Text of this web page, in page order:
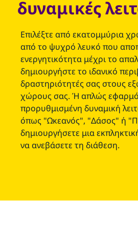
δυναμικές
Επιλέξτε από εκατομμύρια
από το ψυχρό λευκό που
ενεργητικότητα μέχρι το
δημιουργήστε το ιδανικό
δραστηριότητές σας στους
χώρους σας. Ή απλώς
προρυθμισμένη δυναμική
όπως "Ωκεανός", "Δάσος" ή
δημιουργήσετε μια
να ανεβάσετε τη διάθεση.